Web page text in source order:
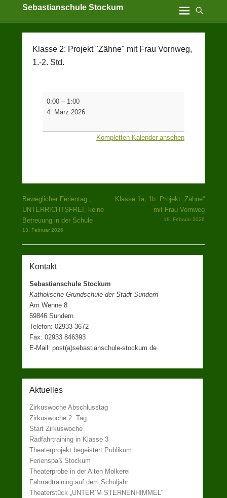
Sebastianschule Stockum
Klasse 2: Projekt "Zähne" mit Frau Vornweg,
1.-2. Std.
Klasse
Std.
0:00 – 1:00
4. März 2026
Kompletten Kalender ansehen
Beitragsnavigation
Beweglicher Ferientag ,
UNTERRICHTSFREI, keine
Betreuung in der Schule
13. Februar 2026
Klasse 1a, 1b: Projekt „Zähne“
mit Frau Vornweg
18. Februar 2026
Kontakt
Sebastianschule Stockum
Katholische Grundschule der Stadt Sundern
Am Wenne 8
59846 Sundern
Telefon: 02933 3672
Fax: 02933 846393
E-Mail: post(a)sebastianschule-stockum.de
Aktuelles
Zirkuswoche Abschlusstag
Zirkuswoche 2. Tag
Start Zirkuswoche
Radfahrtraining in Klasse 3
Theaterprojekt begeistert Publikum
Ferienspaß Stockum
Theaterprobe in der Alten Molkerei
Fahrradtraining auf dem Schuljahr
Theaterstück „UNTER`M STERNENHIMMEL“